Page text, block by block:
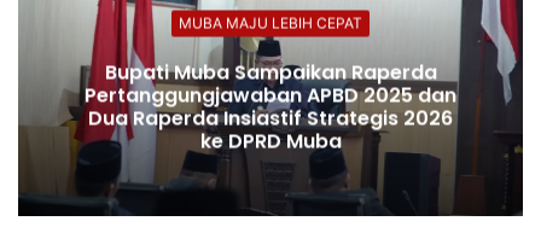
MUBA MAJU LEBIH CEPAT
Bupati Muba Sampaikan Raperda
Pertanggungjawaban APBD 2025 dan
Dua Raperda Insiastif Strategis 2026
ke DPRD Muba